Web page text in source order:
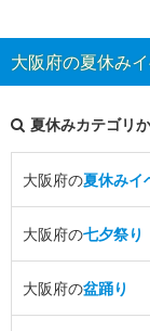
大阪府の夏休み
夏休みカテゴリ
大阪府の夏休みイ
大阪府の七夕祭り
大阪府の盆踊り